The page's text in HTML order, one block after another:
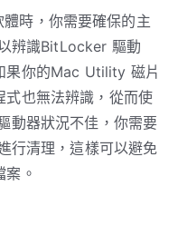
時，你需要確保的主
辨識BitLocker 驅動
果你的Mac Utility 磁片
式也無法辨識，從而使
動器狀況不佳，你需要
行清理，這樣可以避免
。